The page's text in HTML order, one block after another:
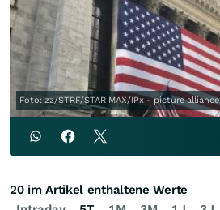
Foto: zz/STRF/STAR MAX/IPx - picture alliance
20 im Artikel enthaltene Werte